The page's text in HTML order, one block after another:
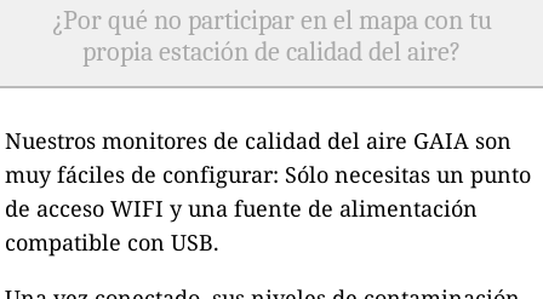
¿Por qué no participar en el mapa con tu
propia estación de calidad del aire?
Nuestros monitores de calidad del aire GAIA son
muy fáciles de configurar: Sólo necesitas un punto
de acceso WIFI y una fuente de alimentación
compatible con USB.